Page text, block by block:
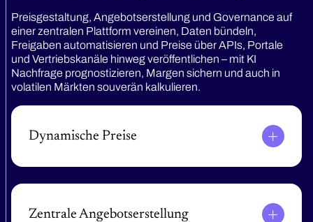
Preisgestaltung, Angebotserstellung und Governance auf
einer zentralen Plattform vereinen, Daten bündeln,
Freigaben automatisieren und Preise über APIs, Portale
und Vertriebskanäle hinweg veröffentlichen – mit KI
Nachfrage prognostizieren, Margen sichern und auch in
volatilen Märkten souverän kalkulieren.
Dynamische Preise
Manuelle Tabellen durch KI-gestützte
in Portalen sowie im Vertrieb veröffentlichen.
Zentrale Angebots­erstellung